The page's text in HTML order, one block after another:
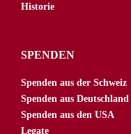
Historie
SPENDEN
Spenden aus der Schweiz
Spenden aus Deutschland
Spenden aus den USA
Legate